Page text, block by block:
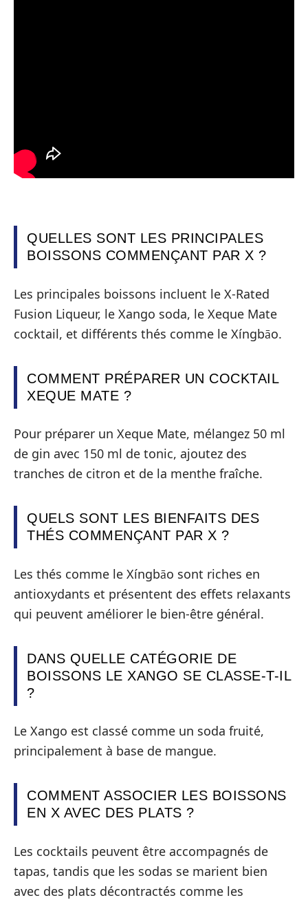
QUELLES SONT LES PRINCIPALES
BOISSONS COMMENÇANT PAR X ?
Les principales boissons incluent le X-Rated
Fusion Liqueur, le Xango soda, le Xeque Mate
cocktail, et différents thés comme le Xíngbāo.
COMMENT PRÉPARER UN COCKTAIL
XEQUE MATE ?
Pour préparer un Xeque Mate, mélangez 50 ml
de gin avec 150 ml de tonic, ajoutez des
tranches de citron et de la menthe fraîche.
QUELS SONT LES BIENFAITS DES
THÉS COMMENÇANT PAR X ?
Les thés comme le Xíngbāo sont riches en
antioxydants et présentent des effets relaxants
qui peuvent améliorer le bien-être général.
DANS QUELLE CATÉGORIE DE
BOISSONS LE XANGO SE CLASSE-T-IL
?
Le Xango est classé comme un soda fruité,
principalement à base de mangue.
COMMENT ASSOCIER LES BOISSONS
EN X AVEC DES PLATS ?
Les cocktails peuvent être accompagnés de
tapas, tandis que les sodas se marient bien
avec des plats décontractés comme les